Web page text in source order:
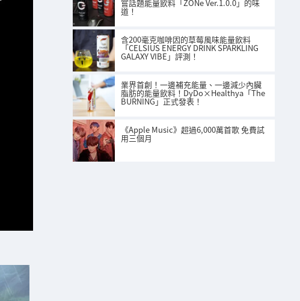
嘗話題能量飲料「ZONe Ver.1.0.0」的味
道！
含200毫克咖啡因的草莓風味能量飲料
「CELSIUS ENERGY DRINK SPARKLING
GALAXY VIBE」評測！
業界首創！一邊補充能量、一邊減少內臟
脂肪的能量飲料！DyDo×Healthya「The
BURNING」正式發表！
《Apple Music》超過6,000萬首歌 免費試
用三個月